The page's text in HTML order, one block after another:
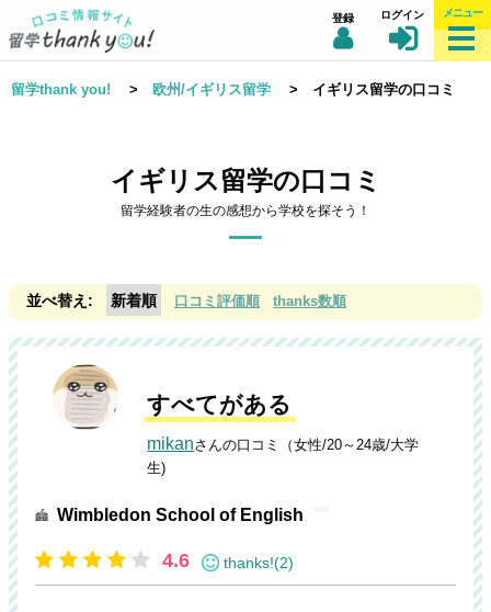
登録 ログイン メニュー
留学thank you! > 欧州/イギリス留学 > イギリス留学の口コミ
イギリス留学の口コミ
留学経験者の生の感想から学校を探そう！
新着順 口コミ評価順 thanks数順
すべてがある
mikanさんの口コミ（女性/20～24歳/大学
生)
Wimbledon School of English
4.6 thanks!(2)